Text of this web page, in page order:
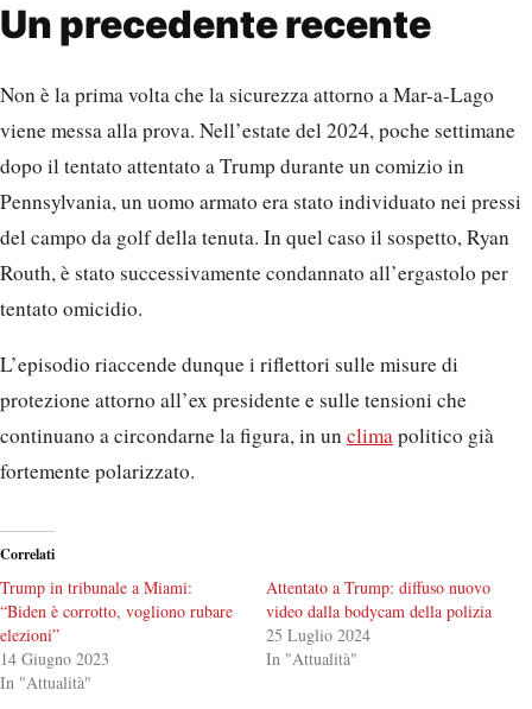
Un precedente recente
Non è la prima volta che la sicurezza attorno a Mar-a-Lago
viene messa alla prova. Nell’estate del 2024, poche settimane
dopo il tentato attentato a Trump durante un comizio in
Pennsylvania, un uomo armato era stato individuato nei pressi
del campo da golf della tenuta. In quel caso il sospetto, Ryan
Routh, è stato successivamente condannato all’ergastolo per
tentato omicidio.
L’episodio riaccende dunque i riflettori sulle misure di
protezione attorno all’ex presidente e sulle tensioni che
continuano a circondarne la figura, in unclimapolitico già
fortemente polarizzato.
Correlati
Trump in tribunale a Miami:
“Biden è corrotto, vogliono rubare
elezioni”
14 Giugno 2023
In "Attualità"
Attentato a Trump: diffuso nuovo
video dalla bodycam della polizia
25 Luglio 2024
In "Attualità"